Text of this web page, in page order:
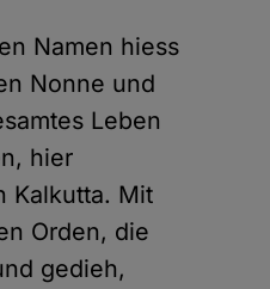
Namen hiess
Nonne und
Leben
hier
Kalkutta. Mit
Orden, die
gedieh,